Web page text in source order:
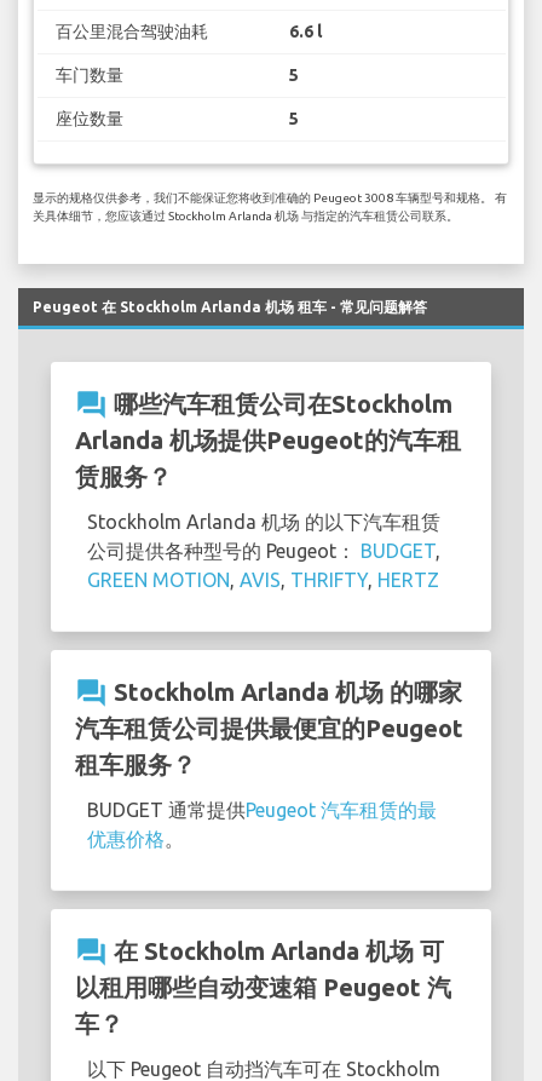
百公里混合驾驶油耗 6.6 l
车门数量 5
座位数量 5
显示的规格仅供参考，我们不能保证您将收到准确的 Peugeot 3008 车辆型号和规格。 有
关具体细节，您应该通过 Stockholm Arlanda 机场 与指定的汽车租赁公司联系。
Peugeot 在 Stockholm Arlanda 机场 租车 - 常见问题解答
question_answer 哪些汽车租赁公司在Stockholm
Arlanda 机场提供Peugeot的汽车租
赁服务？
Stockholm Arlanda 机场 的以下汽车租赁
公司提供各种型号的 Peugeot： BUDGET
GREEN MOTION AVIS THRIFTY, HERTZ
question_answer Stockholm Arlanda 机场 的哪家
汽车租赁公司提供最便宜的Peugeot
租车服务？
BUDGET 通常提供Peugeot 汽车租赁的最
优惠价格
question_answer 在 Stockholm Arlanda 机场 可
以租用哪些自动变速箱 Peugeot 汽
车？
以下 Peugeot 自动挡汽车可在 Stockholm